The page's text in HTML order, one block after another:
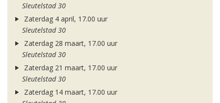
Sleutelstad 30
Zaterdag 4 april, 17.00 uur
Sleutelstad 30
Zaterdag 28 maart, 17.00 uur
Sleutelstad 30
Zaterdag 21 maart, 17.00 uur
Sleutelstad 30
Zaterdag 14 maart, 17.00 uur